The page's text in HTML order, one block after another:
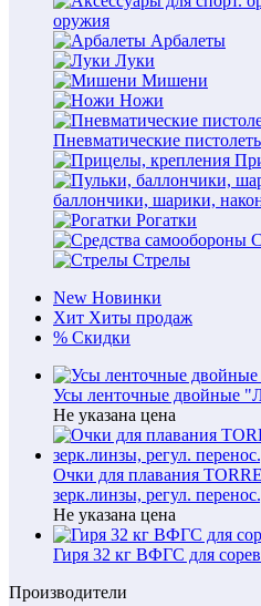
оружия
Арбалеты
Луки
Мишени
Ножи
Пневматические
баллончики, шарики,
Рогатки
Стрелы
New Новинки
Хит Хиты продаж
% Скидки
Усы ленточные двойные
Не указана цена
Очки для плавания
зерк.линзы, регул.
Не указана цена
Гиря 32 кг ВФГС для
Производители